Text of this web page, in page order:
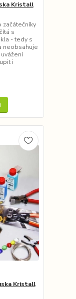
Kristall
začátečníky
s
- tedy s
neobsahuje
i
Kristall